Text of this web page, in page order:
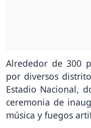
Alrededor de 300
por diversos
Estadio Nacional,
ceremonia de
música y fuegos